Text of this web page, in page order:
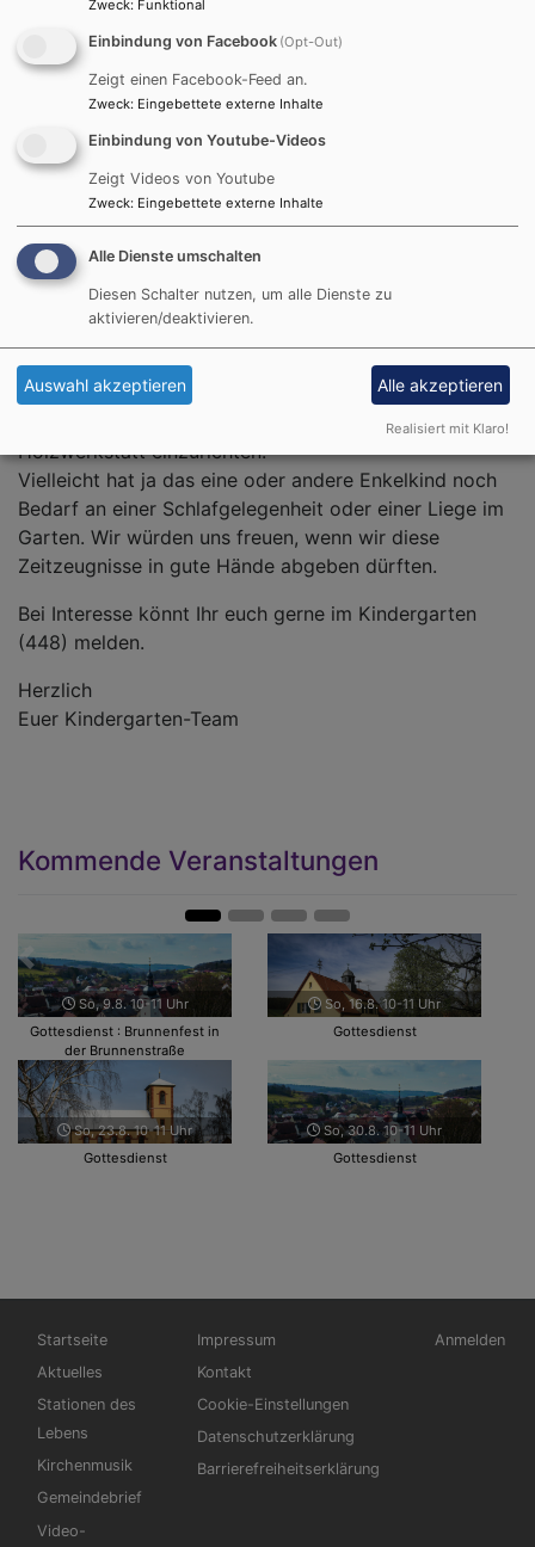
Auch die Zeit des gemeinsamen Familienpicknicks hat
den Kindern Freude bereitet, da sie bei dieser
Gelegenheit endlich einmal unbeschwert und ohne
Abstand spielen konnten.
Corona hat neben Schwerem auch Gutes gebracht. So
ist unser Haus vom Keller bis zum Dach aufgeräumt
und von allem Sperrmüll etc. befreit. Bei dieser
Gelegenheit sind wir aber auch auf Schätze aus
vergangener Zeit gestoßen.
Nun zu unserer Idee: Wir würden gerne - gegen eine
von Kindern aus Altertheim in alter Zeit ihren
Mittagsschlaf gehalten haben, abgeben, um den
heutigen Kindern im Gartenschuppen eine
Holzwerkstatt einzurichten.
Vielleicht hat ja das eine oder andere Enkelkind noch
Bedarf an einer Schlafgelegenheit oder einer Liege im
Garten. Wir würden uns freuen, wenn wir diese
Zeitzeugnisse in gute Hände abgeben dürften.
Bei Interesse könnt Ihr euch gerne im Kindergarten
(448) melden.
Herzlich
Euer Kindergarten-Team
Kommende Veranstaltungen
So, 9.8. 10-11 Uhr
Gottesdienst : Brunnenfest in
der Brunnenstraße
So, 16.8. 10-11 Uhr
Gottesdienst
So, 23.8. 10-11 Uhr
Gottesdienst
So, 30.8. 10-11 Uhr
Gottesdienst
Zurück
Hauptnavigation
Startseite
Aktuelles
Stationen des
Lebens
Kirchenmusik
Gemeindebrief
Video-
Fußbereichsmenü
Impressum
Kontakt
Cookie-Einstellungen
Datenschutzerklärung
Barrierefreiheitserklärung
Anmelden
Zweck: Funktional
Einbindung von Facebook (Opt-Out)
Zeigt einen Facebook-Feed an.
Zweck: Eingebettete externe Inhalte
Einbindung von Youtube-Videos
Zeigt Videos von Youtube
Zweck: Eingebettete externe Inhalte
Alle Dienste umschalten
Diesen Schalter nutzen, um alle Dienste zu
aktivieren/deaktivieren.
Auswahl akzeptieren Alle akzeptieren
Realisiert mit Klaro!